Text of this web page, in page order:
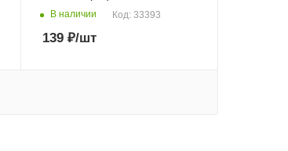
В наличии Код: 33393
139₽/шт